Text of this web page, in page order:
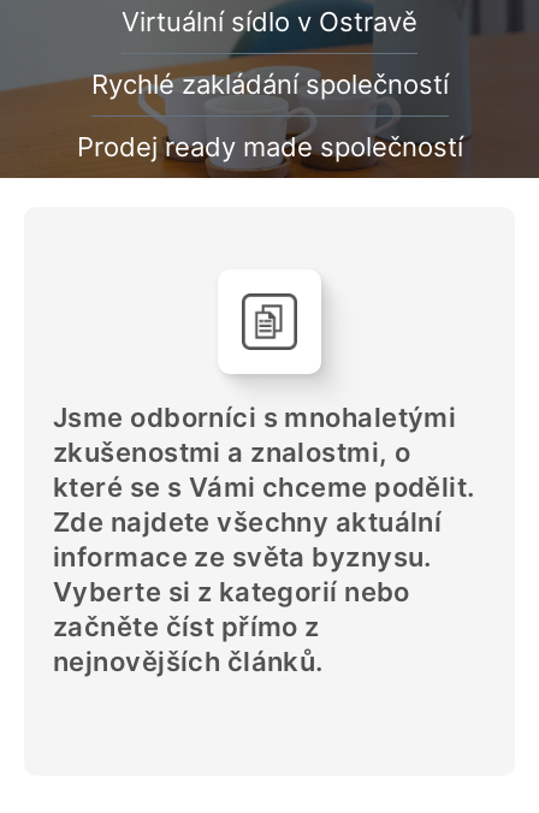
Virtuální sídlo v Ostravě
Rychlé zakládání společností
Prodej ready made společností
Jsme odborníci s mnohaletými
zkušenostmi a znalostmi, o
které se s Vámi chceme podělit.
Zde najdete všechny aktuální
informace ze světa byznysu.
Vyberte si z kategorií nebo
začněte číst přímo z
nejnovějších článků.